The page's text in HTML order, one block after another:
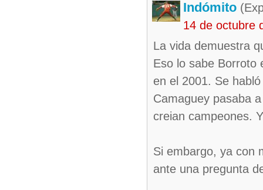
Indómito
14 de octubre
La vida demuestra
Eso lo sabe Borroto
en el 2001. Se
Camaguey pasaba
creian campeones.
Si embargo, ya con
ante una pregunta